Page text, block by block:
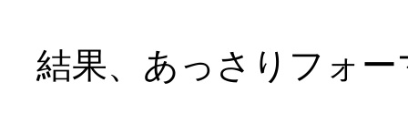
結果、あっさりフォ